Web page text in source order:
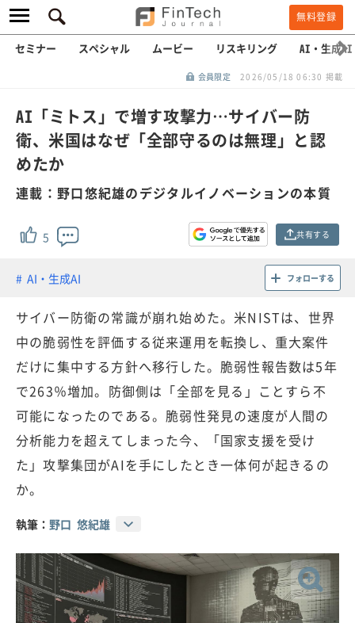
無料登録
セミナー スペシャル ムービー リスキリング AI・生成AI
会員限定 2026/05/18 06:30 掲載
AI「ミトス」で増す攻撃力…サイバー防
衛、米国はなぜ「全部守るのは無理」と認
めたか
連載：野口悠紀雄のデジタルイノベーションの本質
5 共有する
AI・生成AI フォローする
サイバー防衛の常識が崩れ始めた。米NISTは、世界
中の脆弱性を評価する従来運用を転換し、重大案件
だけに集中する方針へ移行した。脆弱性報告数は5年
で263％増加。防御側は「全部を見る」ことすら不
可能になったのである。脆弱性発見の速度が人間の
分析能力を超えてしまった今、「国家支援を受け
た」攻撃集団がAIを手にしたとき一体何が起きるの
か。
執筆： 野口 悠紀雄